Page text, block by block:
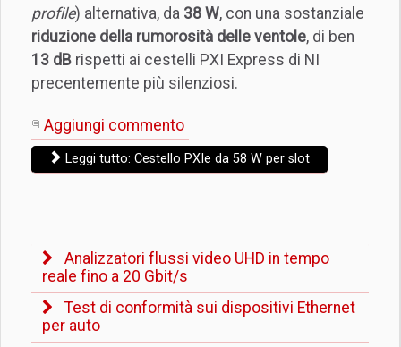
profile) alternativa, da 38 W, con una sostanziale
riduzione della rumorosità delle ventole, di ben
13 dB rispetti ai cestelli PXI Express di NI
precentemente più silenziosi.
Aggiungi commento
Leggi tutto: Cestello PXIe da 58 W per slot
Analizzatori flussi video UHD in tempo
reale fino a 20 Gbit/s
Test di conformità sui dispositivi Ethernet
per auto